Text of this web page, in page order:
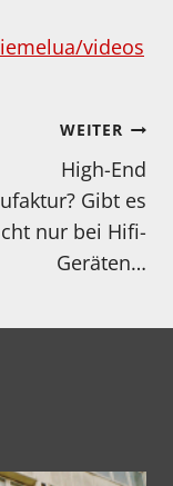
videos
WEITER
High-End
Gibt es
nur bei Hifi-
Geräten…